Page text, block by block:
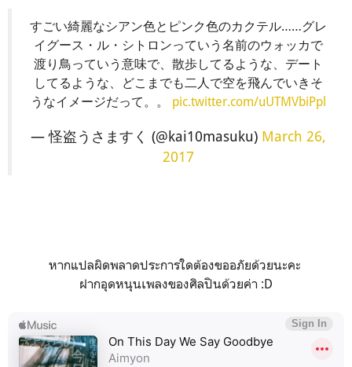
すごい綺麗なシアン色とピンク色のカクテル……グレ
イグース・ル・シトロンっていう名前のウォッカで
渡り鳥っていう意味で、散歩してるような、デート
してるような、どこまでも二人で空を飛んでいきそ
うなイメージだって。。 pic.twitter.com/uUTMVbiPpl
— 怪盗うさますく (@kai10masuku) March 26,
2017
หากแปลผิดพลาดประการใดต้องขออภัยด้วยนะคะ
ฝากอุดหนุนเพลงของศิลปินด้วยค่า :D